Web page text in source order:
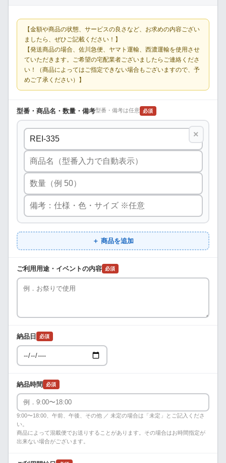
【金額や商品の状態、サービスの良さなど、お求めの内容ござい
ましたら、ぜひご記載ください！】
【発送商品の場合、佐川急便、ヤマト運輸、西濃運輸を使用させ
ていただきます。ご希望の宅配業者ございましたらご連絡くださ
い！（商品によってはご指定できない場合もございますので、予
めご了承ください）】
型番・商品名・数量・備考型番・備考は任意 必須
×
＋ 商品を追加
ご利用用途・イベントの内容 必須
納品日 必須
納品時間 必須
9:00〜18:00、午前、午後、その他 ／ 未定の場合は「未定」とご記入くださ
い。
商品によって混載便でお送りすることがあります。その場合はお時間指定が
出来ない場合がございます。